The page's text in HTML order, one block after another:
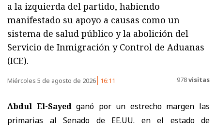
a la izquierda del partido, habiendo
manifestado su apoyo a causas como un
sistema de salud público y la abolición del
Servicio de Inmigración y Control de Aduanas
(ICE).
Miércoles 5 de agosto de 2026 16:11 978visitas
Abdul El-Sayedganó por un estrecho margen las
primarias al Senado de EE.UU. en el estado de